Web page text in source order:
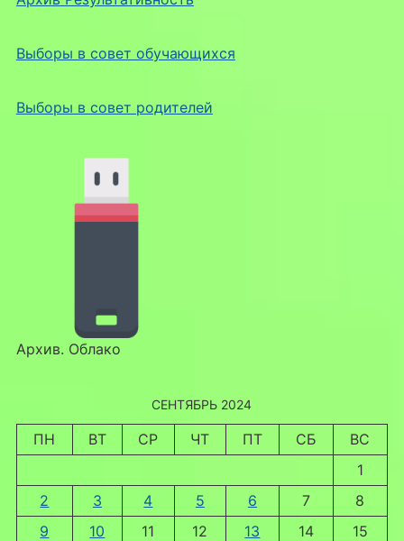
Выборы в совет обучающихся
Выборы в совет родителей
Архив. Облако
СЕНТЯБРЬ 2024
ПН ВТ СР ЧТ ПТ СБ
ВС
1
2
3 4 5 6 7
8
9
10 11 12 13 14
15